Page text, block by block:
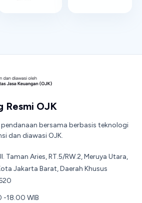
Resmi OJK
bersama berbasis teknologi
dan diawasi OJK.
Taman Aries, RT.5/RW.2, Meruya Utara,
Jakarta Barat, Daerah Khusus
-18.00 WIB